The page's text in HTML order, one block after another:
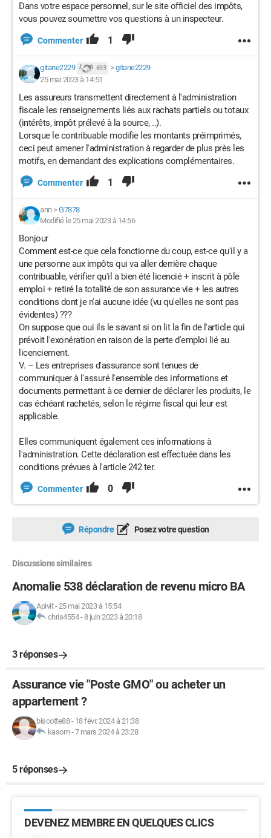
Dans votre espace personnel, sur le site officiel des impôts,
vous pouvez soumettre vos questions à un inspecteur.
Commenter 1
gitane2229 693 > gitane2229
25 mai 2023 à 14:51
Les assureurs transmettent directement à l'administration
fiscale les renseignements liés aux rachats partiels ou totaux
(intérêts, impôt prélevé à la source, ..).
Lorsque le contribuable modifie les montants préimprimés,
ceci peut amener l'administration à regarder de plus près les
motifs, en demandant des explications complémentaires.
Commenter 1
ann> G7878
Modifié le 25 mai 2023 à 14:56
Bonjour
Comment est-ce que cela fonctionne du coup, est-ce qu'il y a
une personne aux impôts qui va aller derrière chaque
contribuable, vérifier qu'il a bien été licencié + inscrit à pôle
emploi + retiré la totalité de son assurance vie + les autres
conditions dont je n'ai aucune idée (vu qu'elles ne sont pas
évidentes) ???
On suppose que oui ils le savant si on lit la fin de l'article qui
prévoit l'exonération en raison de la perte d'emploi lié au
licenciement.
V. – Les entreprises d'assurance sont tenues de
communiquer à l'assuré l'ensemble des informations et
documents permettant à ce dernier de déclarer les produits, le
cas échéant rachetés, selon le régime fiscal qui leur est
applicable.
Elles communiquent également ces informations à
l'administration. Cette déclaration est effectuée dans les
conditions prévues à l'article 242 ter.
Commenter 0
Répondre Posez votre question
Discussions similaires
Anomalie 538 déclaration de revenu micro BA
Apivit-25 mai 2023 à 15:54
chris4554-8 juin 2023 à 20:18
3 réponses
Assurance vie "Poste GMO" ou acheter un
appartement ?
biscotte88- 18 févr. 2024 à 21:38
kasom-7 mars 2024 à 23:28
5 réponses
DEVENEZ MEMBRE EN QUELQUES CLICS